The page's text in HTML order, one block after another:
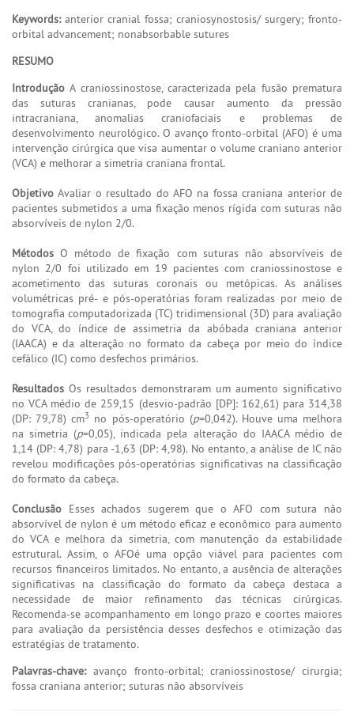
Keywords:anterior cranial fossa; craniosynostosis/ surgery; fronto-
orbital advancement; nonabsorbable sutures
RESUMO
Introdução A craniossinostose, caracterizada pela fusão prematura
das suturas cranianas, pode causar aumento da pressão
intracraniana, anomalias craniofaciais e problemas de
desenvolvimento neurológico. O avanço fronto-orbital (AFO) é uma
intervenção cirúrgica que visa aumentar o volume craniano anterior
(VCA) e melhorar a simetria craniana frontal.
Objetivo Avaliar o resultado do AFO na fossa craniana anterior de
pacientes submetidos a uma fixação menos rígida com suturas não
absorvíveis de nylon 2/0.
Métodos O método de fixação com suturas não absorvíveis de
nylon 2/0 foi utilizado em 19 pacientes com craniossinostose e
acometimento das suturas coronais ou metópicas. As análises
volumétricas pré- e pós-operatórias foram realizadas por meio de
tomografia computadorizada (TC) tridimensional (3D) para avaliação
do VCA, do índice de assimetria da abóbada craniana anterior
(IAACA) e da alteração no formato da cabeça por meio do índice
cefálico (IC) como desfechos primários.
Resultados Os resultados demonstraram um aumento significativo
no VCA médio de 259,15 (desvio-padrão [DP]: 162,61) para 314,38
(DP: 79,78) cm3 no pós-operatório (p=0,042). Houve uma melhora
na simetria (p=0,05), indicada pela alteração do IAACA médio de
1,14 (DP: 4,78) para -1,63 (DP: 4,98). No entanto, a análise de IC não
revelou modificações pós-operatórias significativas na classificação
do formato da cabeça.
Conclusão Esses achados sugerem que o AFO com sutura não
absorvível de nylon é um método eficaz e econômico para aumento
do VCA e melhora da simetria, com manutenção da estabilidade
estrutural. Assim, o AFOé uma opção viável para pacientes com
recursos financeiros limitados. No entanto, a ausência de alterações
significativas na classificação do formato da cabeça destaca a
necessidade de maior refinamento das técnicas cirúrgicas.
Recomenda-se acompanhamento em longo prazo e coortes maiores
para avaliação da persistência desses desfechos e otimização das
estratégias de tratamento.
Palavras-chave:avanço fronto-orbital; craniossinostose/ cirurgia;
fossa craniana anterior; suturas não absorvíveis